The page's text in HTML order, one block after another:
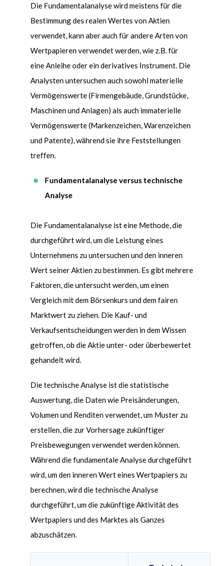
Die Fundamentalanalyse wird meistens für die
Bestimmung des realen Wertes von Aktien
verwendet, kann aber auch für andere Arten von
Wertpapieren verwendet werden, wie z.B. für
eine Anleihe oder ein derivatives Instrument. Die
Analysten untersuchen auch sowohl materielle
Vermögenswerte (Firmengebäude, Grundstücke,
Maschinen und Anlagen) als auch immaterielle
Vermögenswerte (Markenzeichen, Warenzeichen
und Patente), während sie ihre Feststellungen
treffen.
Fundamentalanalyse versus technische
Analyse
Die Fundamentalanalyse ist eine Methode, die
durchgeführt wird, um die Leistung eines
Unternehmens zu untersuchen und den inneren
Wert seiner Aktien zu bestimmen. Es gibt mehrere
Faktoren, die untersucht werden, um einen
Vergleich mit dem Börsenkurs und dem fairen
Marktwert zu ziehen. Die Kauf- und
Verkaufsentscheidungen werden in dem Wissen
getroffen, ob die Aktie unter- oder überbewertet
gehandelt wird.
Die technische Analyse ist die statistische
Auswertung, die Daten wie Preisänderungen,
Volumen und Renditen verwendet, um Muster zu
erstellen, die zur Vorhersage zukünftiger
Preisbewegungen verwendet werden können.
Während die fundamentale Analyse durchgeführt
wird, um den inneren Wert eines Wertpapiers zu
berechnen, wird die technische Analyse
durchgeführt, um die zukünftige Aktivität des
Wertpapiers und des Marktes als Ganzes
abzuschätzen.